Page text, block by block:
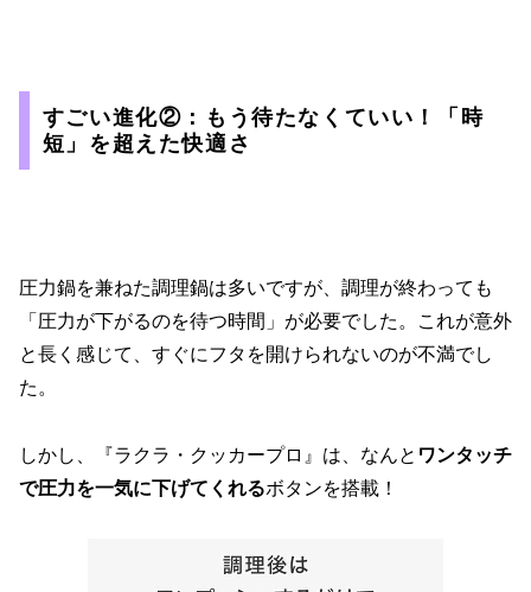
すごい進化②：もう待たなくていい！「時
短」を超えた快適さ
圧力鍋を兼ねた調理鍋は多いですが、調理が終わっても
「圧力が下がるのを待つ時間」が必要でした。これが意外
と長く感じて、すぐにフタを開けられないのが不満でし
た。
しかし、『ラクラ・クッカープロ』は、なんと ワンタッチ
で圧力を一気に下げてくれるボタンを搭載！